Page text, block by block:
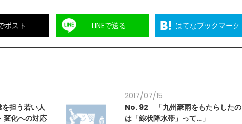
ポスト LINEで送る はてなブックマーク
担う若い人
変化への対応
2017/07/15
No. 92 「九州豪雨をもたらしたの
は「線状降水帯」って…」